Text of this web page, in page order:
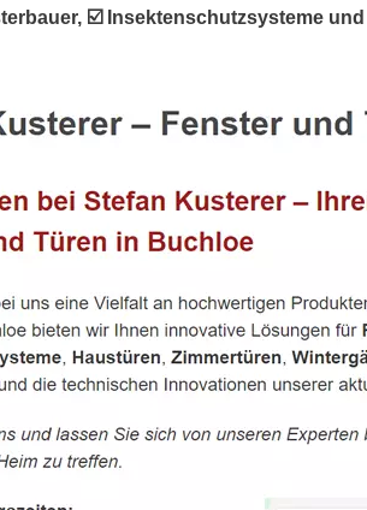
☑️ Insektenschutzsysteme